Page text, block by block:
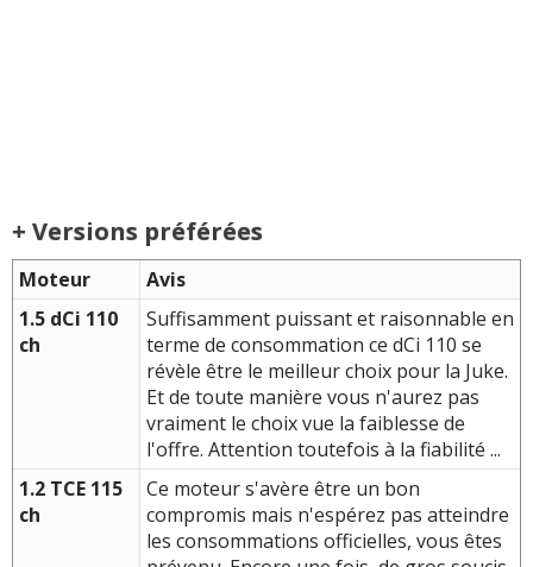
+ Versions préférées
Moteur
Avis
1.5 dCi 110
ch
Suffisamment puissant et raisonnable en
terme de consommation ce dCi 110 se
révèle être le meilleur choix pour la Juke.
Et de toute manière vous n'aurez pas
vraiment le choix vue la faiblesse de
l'offre. Attention toutefois à la fiabilité ...
1.2 TCE 115
ch
Ce moteur s'avère être un bon
compromis mais n'espérez pas atteindre
les consommations officielles, vous êtes